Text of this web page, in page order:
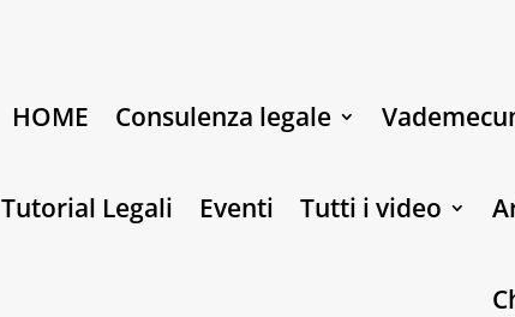
HOME Consulenza legale
Tutorial Legali Eventi Tutti i video